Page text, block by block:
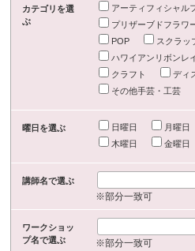
カテゴリを選
ぶ
アーティフィシャル
プリザーブドフラワ
POP
スクラッ
ハワイアンリボンレ
クラフト
ディ
その他手芸・工芸
曜日を選ぶ 日曜日 月曜日
木曜日
金曜日
講師名で選ぶ
※部分一致可
ワークショッ
プ名で選ぶ
※部分一致可